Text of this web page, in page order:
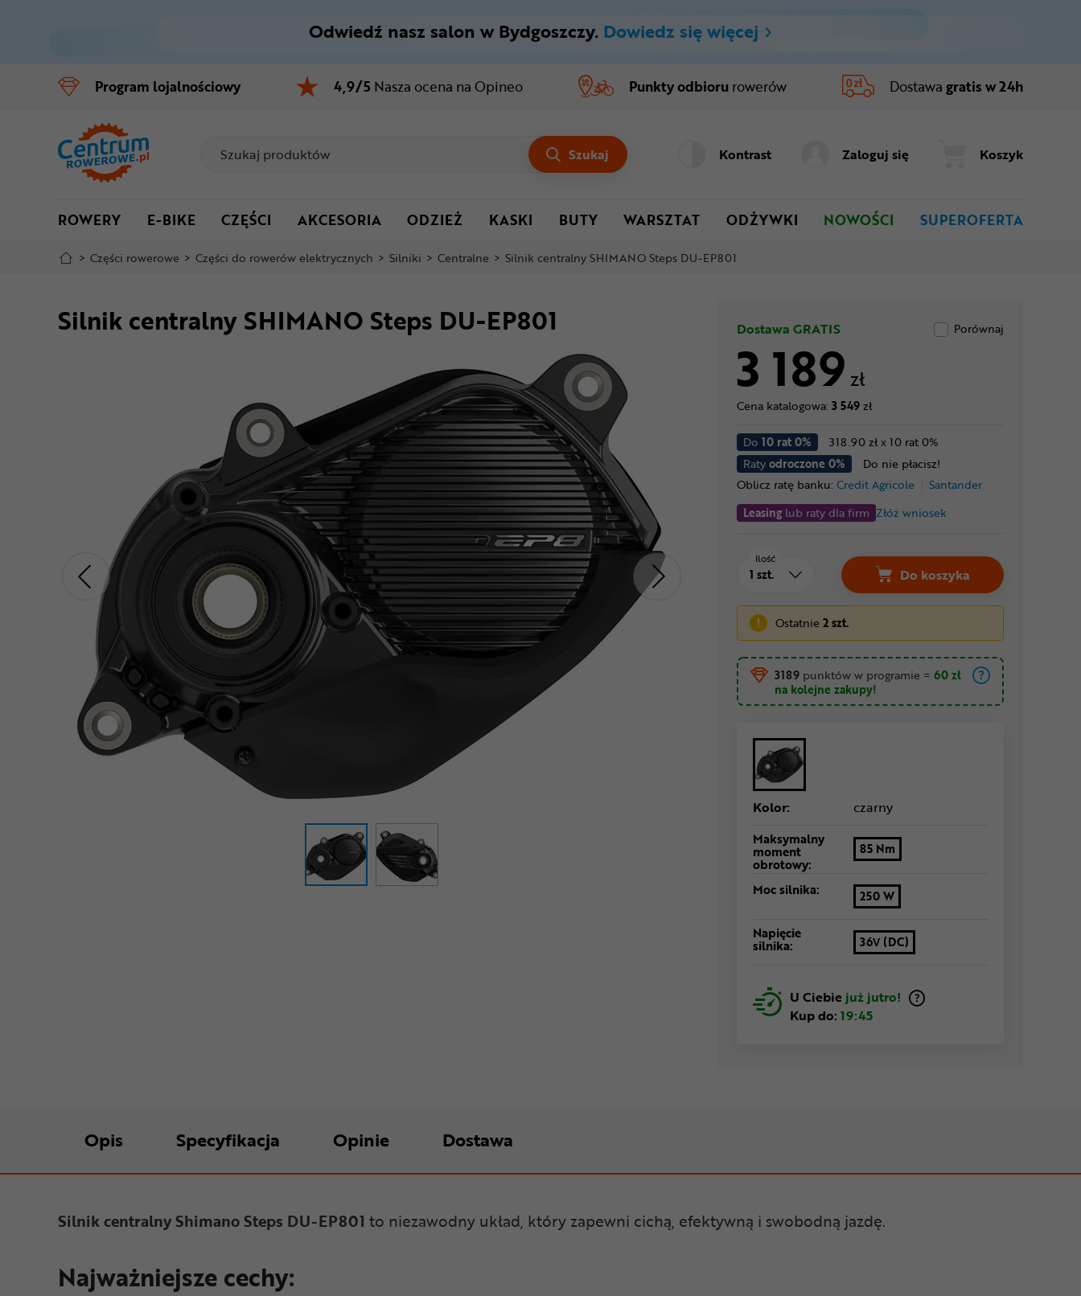
Menu główne
Informacje o produkcie
Do koszyka
Szczegółowe informacje
Mapa strony
Odwiedź nasz salon w Bydgoszczy. Dowiedz się więcej
Program lojalnościowy 4,9/5 Nasza ocena na Opineo Punkty odbioru rowerów Dostawa gratis w 24h
Szukaj Kontrast Zaloguj się Koszyk
ROWERY E-BIKE CZĘŚCI AKCESORIA ODZIEŻ KASKI BUTY WARSZTAT ODŻYWKI NOWOŚCI SUPEROFERTA
> Części rowerowe > Części do rowerów elektrycznych > Silniki > Centralne > Silnik centralny SHIMANO Steps DU-EP801
Silnik centralny SHIMANO Steps DU-EP801 Dostawa GRATIS Porównaj
3 189 zł
Cena katalogowa: 3 549zł
Do 10 rat 0%
318.90 zł x 10 rat 0%
Ratyodroczone 0%
Do nie płacisz!
Oblicz ratę banku: Credit Agricole
Santander
Leasinglub raty dla firm Złóż wniosek
Ilość
Do koszyka
Ostatnie2 szt.
3189 punktów w programie = 60 zł
na kolejne zakupy!
Kolor: czarny
Maksymalny
moment
obrotowy:
85 Nm
Moc silnika: 250 W
Napięcie
silnika: 36V (DC)
U Ciebie już jutro!
Kup do: 19:45
Opis Specyfikacja Opinie Dostawa
Silnik centralny Shimano Steps DU-EP801 to niezawodny układ, który zapewni cichą, efektywną i swobodną jazdę.
Najważniejsze cechy: